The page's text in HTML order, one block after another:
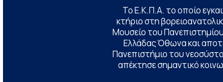
Το Ε.Κ.Π.Α. το οποίο
κτήριο στη
Μουσείο του
Ελλάδας Όθωνα και
Πανεπιστήμιο του
απέκτησε σημαντικό